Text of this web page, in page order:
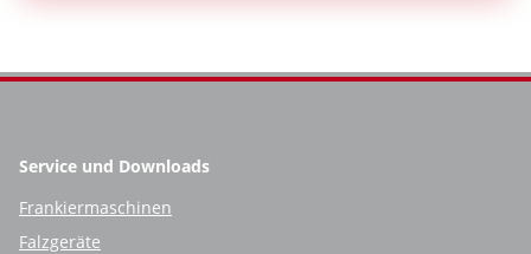
Service und Downloads
Frankiermaschinen
Falzgeräte